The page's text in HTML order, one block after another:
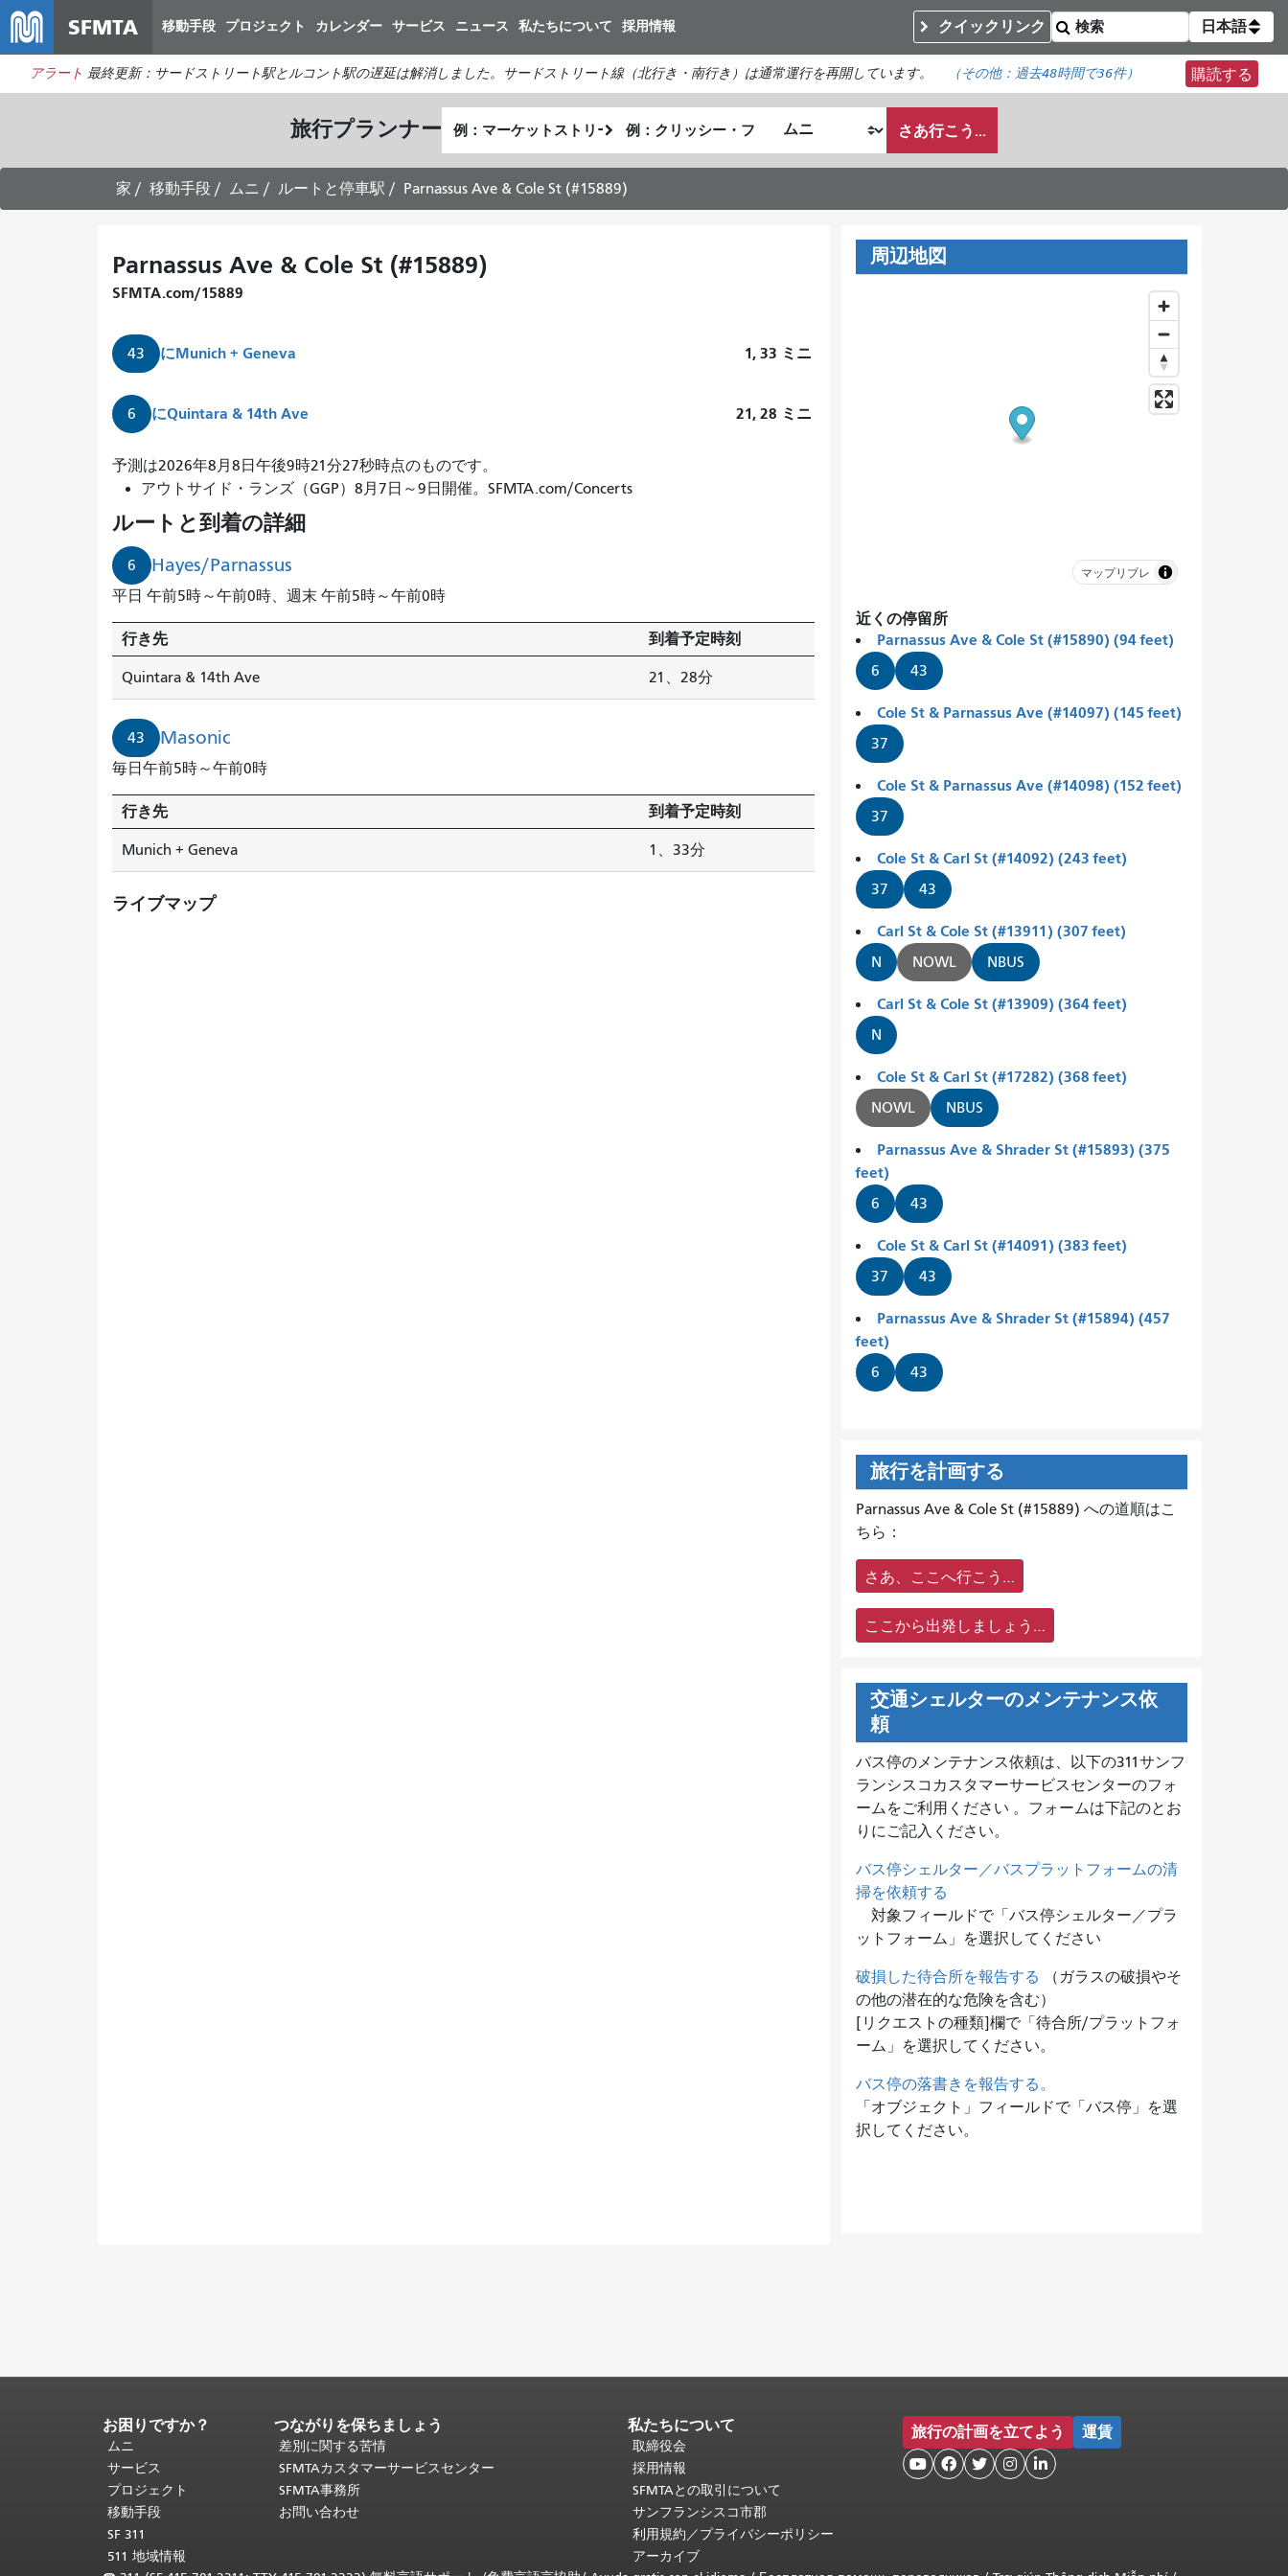
イ
ン
コ
ン
テ
ン
ツ
SFMTA 移動手段 プロジェクト カレンダー サービス ニュース 私たちについて 採用情報 クイックリンク 日本語
アラート 最終更新：サードストリート駅とルコント駅の遅延は解消しました。サードストリート線（北行き・南行き）は通常運行を再開しています。 （その他： 過去48時間で36件） 購読する
旅行プランナー 出
発
地
点
終
了
地
点
が
の
さあ行こう...
家 移動手段 ムニ ルートと停車駅 Parnassus Ave & Cole St (#15889)
Parnassus Ave & Cole St (#15889)
SFMTA.com/15889
43 にMunich + Geneva 1, 33 ミニ
6 にQuintara & 14th Ave 21, 28 ミニ
ミ
ュ
ン
ヘ
ン・
ジ
ュ
ネ
ー
ブ
行
き
の
43
メ
イ
ソ
ッ
予測は2026年8月8日午後9時21分27秒時点のものです。
アウトサイド・ランズ（GGP）8月7日～9日開催。SFMTA.com/Concerts
ルートと到着の詳細
6 Hayes/Parnassus
平日 午前5時～午前0時、週末 午前5時～午前0時
行き先 到着予定時刻
Quintara & 14th Ave 21、28分
43 Masonic
毎日午前5時～午前0時
行き先 到着予定時刻
Munich + Geneva 1、33分
ライブマップ
周辺地図
マップリブレ
近くの停留所
Parnassus Ave & Cole St (#15890) (94 feet)
6 43
Cole St & Parnassus Ave (#14097) (145 feet)
37
Cole St & Parnassus Ave (#14098) (152 feet)
37
Cole St & Carl St (#14092) (243 feet)
37 43
Carl St & Cole St (#13911) (307 feet)
N NOWL NBUS
Carl St & Cole St (#13909) (364 feet)
N
Cole St & Carl St (#17282) (368 feet)
NOWL NBUS
Parnassus Ave & Shrader St (#15893) (375
feet)
6 43
Cole St & Carl St (#14091) (383 feet)
37 43
Parnassus Ave & Shrader St (#15894) (457
feet)
6 43
旅行を計画する
Parnassus Ave & Cole St (#15889) への道順はこ
ちら：
さあ、ここへ行こう…
ここから出発しましょう…
交通シェルターのメンテナンス依
頼
バス停のメンテナンス依頼は、 以下の311サンフ
ランシスコカスタマーサービスセンターのフォ
ームをご利用ください 。フォームは下記のとお
りにご記入ください。
バス停シェルター／バスプラットフォームの清
掃を依頼する
対象フィールドで「バス停シェルター／プラ
ットフォーム」を選択してください
破損した待合所を報告する （ガラスの破損やそ
の他の潜在的な危険を含む）
[リクエストの種類]欄で「待合所/プラットフォ
ーム」を選択してください。
バス停の落書きを報告する。
「オブジェクト」フィールドで「バス停」を選
択してください。
ペ
ー
ジ
コ
ン
テ
お困りですか？
ムニ
サービス
プロジェクト
移動手段
SF 311
511 地域情報
つながりを保ちましょう
差別に関する苦情
SFMTAカスタマーサービスセンター
SFMTA事務所
お問い合わせ
私たちについて
取締役会
採用情報
SFMTAとの取引について
サンフランシスコ市郡
利用規約／プライバシーポリシー
アーカイブ
旅行の計画を立てよう 運賃
    